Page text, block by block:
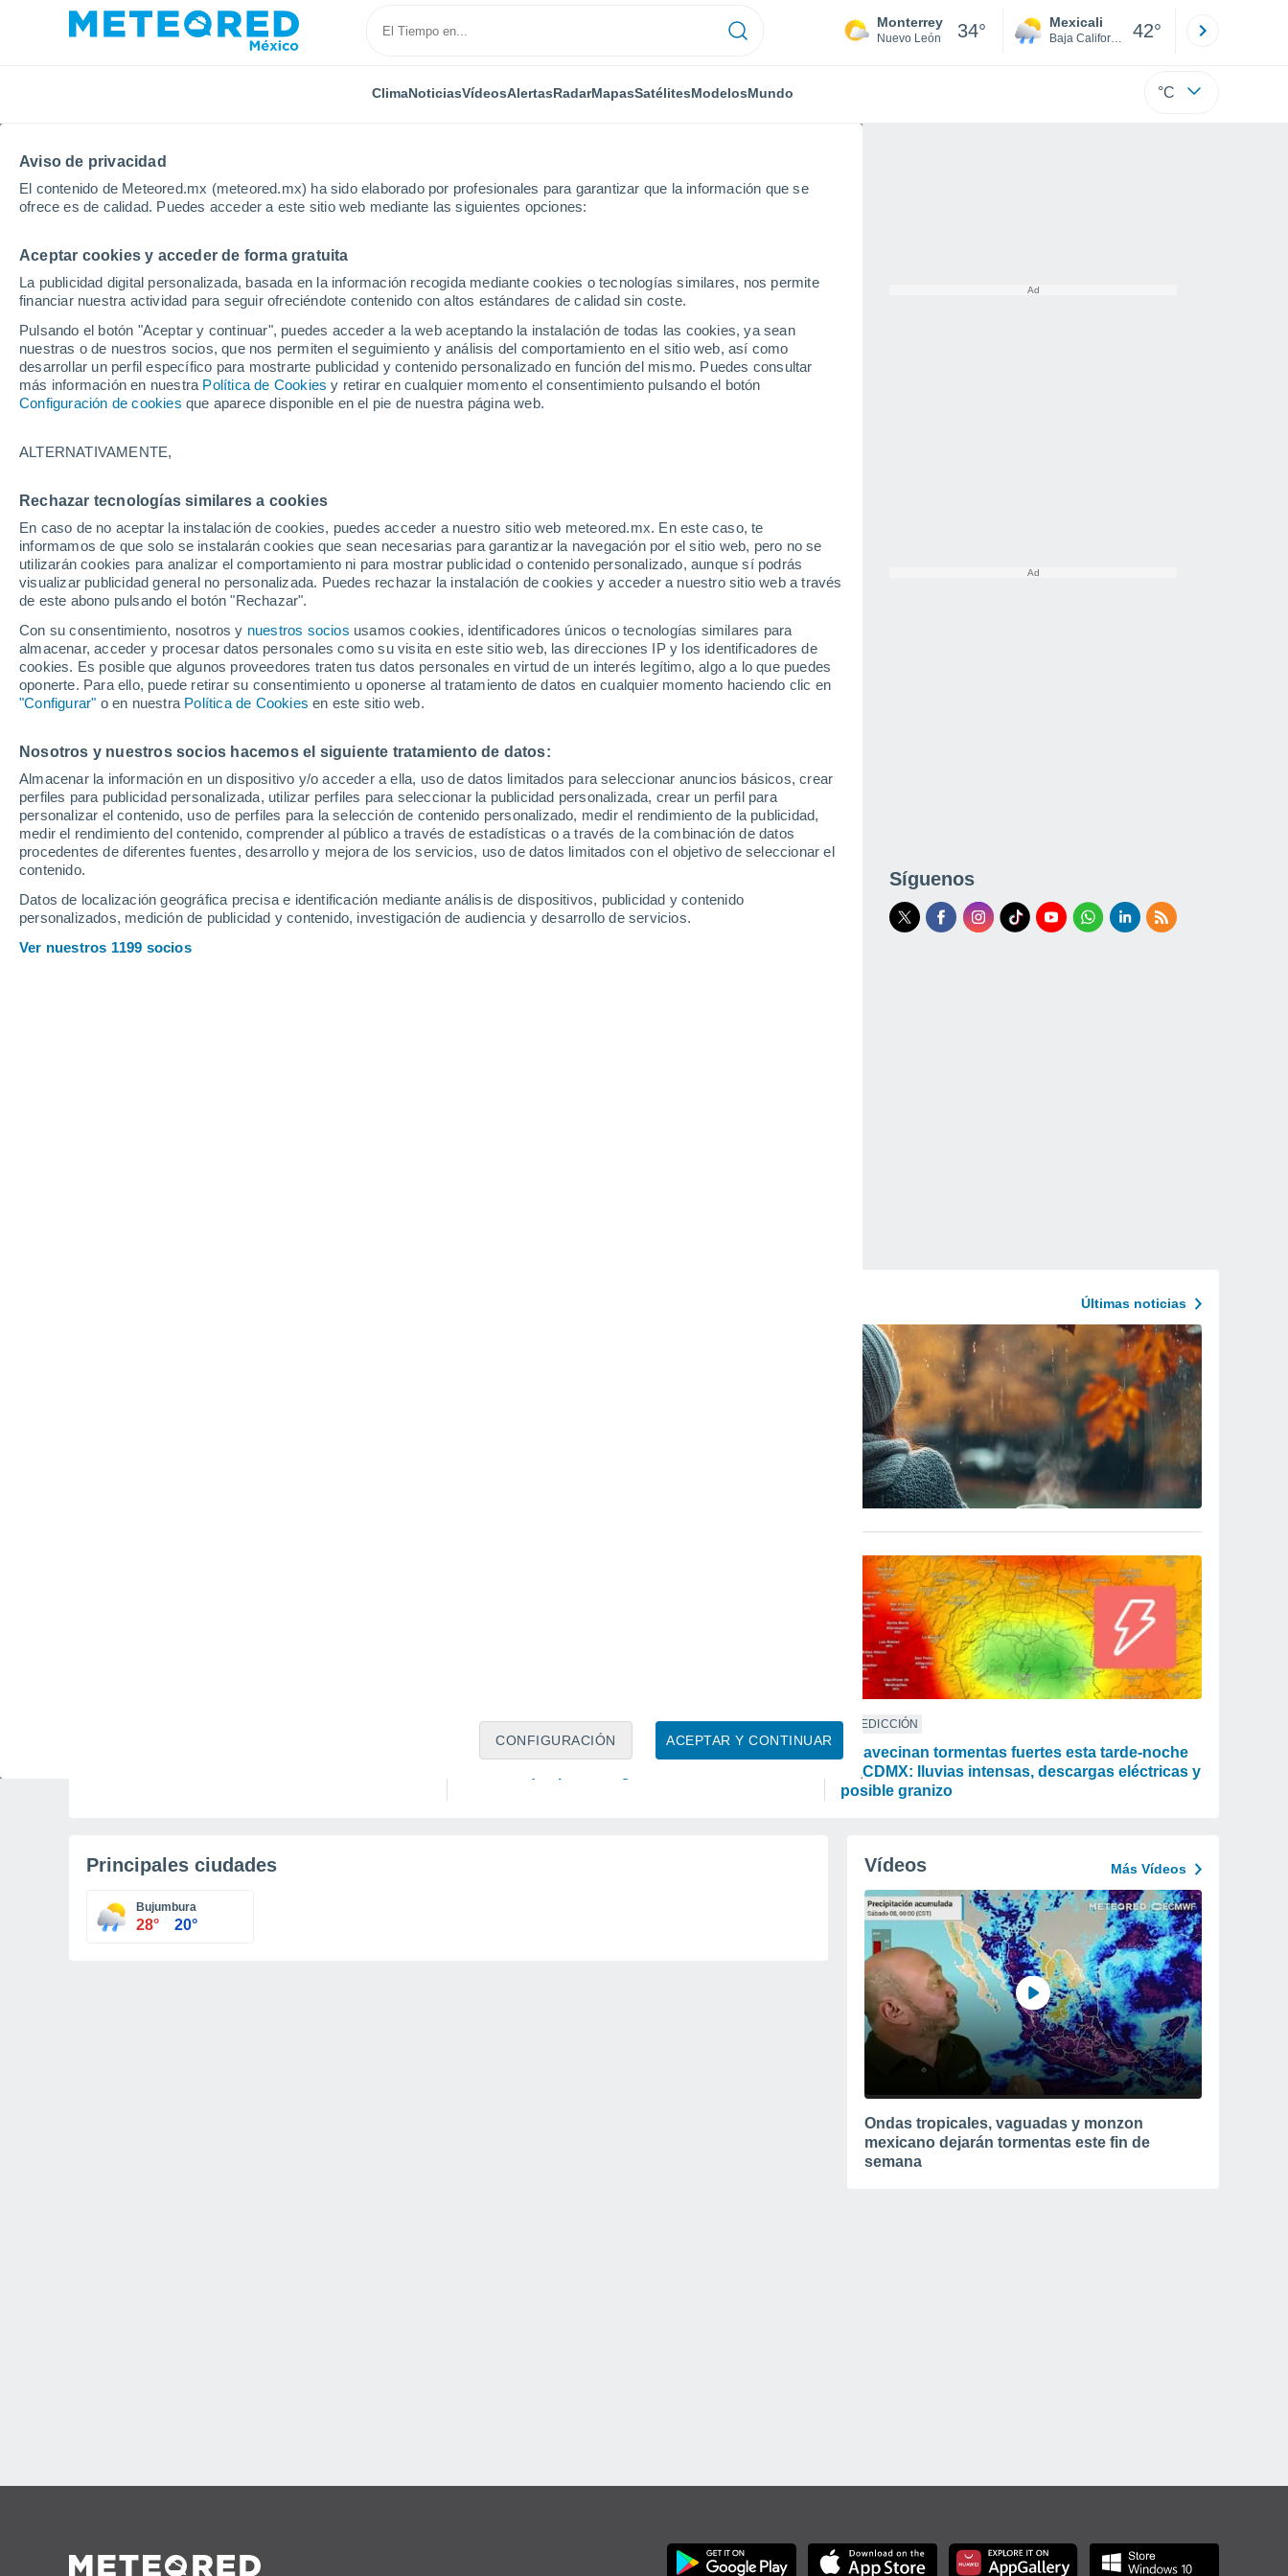
Aviso de privacidad
El contenido de Meteored.mx (meteored.mx) ha sido elaborado por profesionales para garantizar que la información que se
ofrece es de calidad. Puedes acceder a este sitio web mediante las siguientes opciones:
Aceptar cookies y acceder de forma gratuita
La publicidad digital personalizada, basada en la información recogida mediante cookies o tecnologías similares, nos permite
financiar nuestra actividad para seguir ofreciéndote contenido con altos estándares de calidad sin coste.
Pulsando el botón "Aceptar y continuar", puedes acceder a la web aceptando la instalación de todas las cookies, ya sean
nuestras o de nuestros socios, que nos permiten el seguimiento y análisis del comportamiento en el sitio web, así como
desarrollar un perfil específico para mostrarte publicidad y contenido personalizado en función del mismo. Puedes consultar
más información en nuestra Política de Cookies y retirar en cualquier momento el consentimiento pulsando el botón
Configuración de cookies que aparece disponible en el pie de nuestra página web.
ALTERNATIVAMENTE,
Rechazar tecnologías similares a cookies
En caso de no aceptar la instalación de cookies, puedes acceder a nuestro sitio web meteored.mx. En este caso, te
informamos de que solo se instalarán cookies que sean necesarias para garantizar la navegación por el sitio web, pero no se
utilizarán cookies para analizar el comportamiento ni para mostrar publicidad o contenido personalizado, aunque sí podrás
visualizar publicidad general no personalizada. Puedes rechazar la instalación de cookies y acceder a nuestro sitio web a través
de este abono pulsando el botón "Rechazar".
Con su consentimiento, nosotros y nuestros socios usamos cookies, identificadores únicos o tecnologías similares para
almacenar, acceder y procesar datos personales como su visita en este sitio web, las direcciones IP y los identificadores de
cookies. Es posible que algunos proveedores traten tus datos personales en virtud de un interés legítimo, algo a lo que puedes
oponerte. Para ello, puede retirar su consentimiento u oponerse al tratamiento de datos en cualquier momento haciendo clic en
"Configurar" o en nuestra Política de Cookies en este sitio web.
Nosotros y nuestros socios hacemos el siguiente tratamiento de datos:
Almacenar la información en un dispositivo y/o acceder a ella, uso de datos limitados para seleccionar anuncios básicos, crear
perfiles para publicidad personalizada, utilizar perfiles para seleccionar la publicidad personalizada, crear un perfil para
personalizar el contenido, uso de perfiles para la selección de contenido personalizado, medir el rendimiento de la publicidad,
medir el rendimiento del contenido, comprender al público a través de estadísticas o a través de la combinación de datos
procedentes de diferentes fuentes, desarrollo y mejora de los servicios, uso de datos limitados con el objetivo de seleccionar el
contenido.
Datos de localización geográfica precisa e identificación mediante análisis de dispositivos, publicidad y contenido
personalizados, medición de publicidad y contenido, investigación de audiencia y desarrollo de servicios.
Ver nuestros 1199 socios
ACEPTAR Y CONTINUAR
CONFIGURACIÓN
Monterrey
Nuevo León 34° Mexicali
Baja California 42°
ClimaNoticiasVídeosAlertasRadarMapasSatélitesModelosMundo °C
Inicio Burundi
Clima en Burundi
Hoy, 6 agosto Todo el día Símbolo
28°
20°
Bujumbura
Síguenos
Últimas noticias
TIEMPO LIBRE PREDICCIÓN
Se avecinan tormentas fuertes esta tarde-noche
en CDMX: lluvias intensas, descargas eléctricas y
posible granizo
Principales ciudades
Bujumbura
28° 20°
Vídeos Más Vídeos
Ondas tropicales, vaguadas y monzon
mexicano dejarán tormentas este fin de
semana